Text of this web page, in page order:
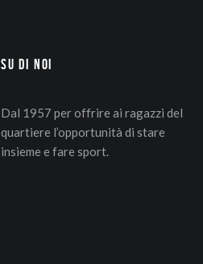
Su di Noi
Dal 1957 per offrire ai ragazzi del
quartiere l’opportunità di stare
insieme e fare sport.